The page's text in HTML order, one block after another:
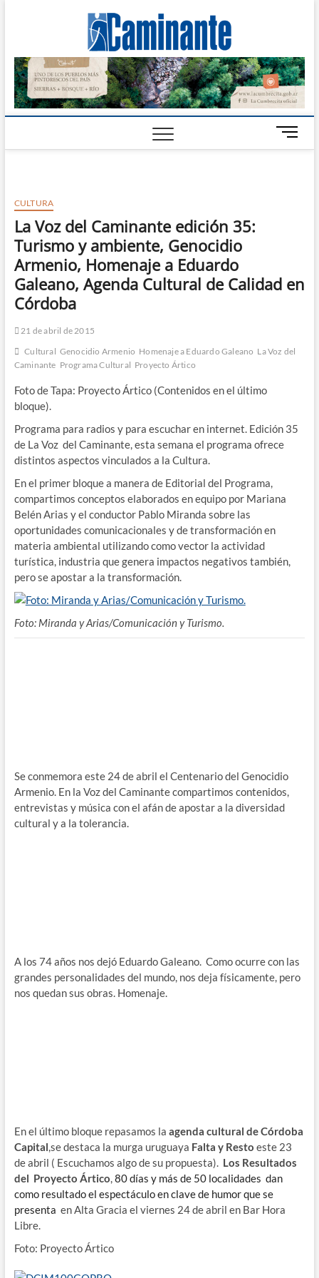
Digital
CALAMUCHITA
B
o
ú
CULTURA
La Voz del Caminante edición 35:
Turismo y ambiente, Genocidio
Armenio, Homenaje a Eduardo
Galeano, Agenda Cultural de Calidad en
Córdoba
21 de abril de 2015
Cultural Genocidio Armenio Homenaje a Eduardo Galeano La Voz del
Caminante Programa Cultural Proyecto Ártico
Foto de Tapa: Proyecto Ártico (Contenidos en el último
bloque).
Programa para radios y para escuchar en internet. Edición 35
de La Voz del Caminante, esta semana el programa ofrece
distintos aspectos vinculados a la Cultura.
En el primer bloque a manera de Editorial del Programa,
compartimos conceptos elaborados en equipo por Mariana
Belén Arias y el conductor Pablo Miranda sobre las
oportunidades comunicacionales y de transformación en
materia ambiental utilizando como vector la actividad
turística, industria que genera impactos negativos también,
pero se apostar a la transformación.
Foto: Miranda y Arias/Comunicación y Turismo.
Se conmemora este 24 de abril el Centenario del Genocidio
Armenio. En la Voz del Caminante compartimos contenidos,
entrevistas y música con el afán de apostar a la diversidad
cultural y a la tolerancia.
A los 74 años nos dejó Eduardo Galeano. Como ocurre con las
grandes personalidades del mundo, nos deja físicamente, pero
nos quedan sus obras. Homenaje.
En el último bloque repasamos la agenda cultural de Córdoba
Capital,se destaca la murga uruguaya Falta y Resto este 23
de abril ( Escuchamos algo de su propuesta). Los Resultados
del Proyecto Ártico,80 días y más de 50 localidades dan
como resultado el espectáculo en clave de humor que se
presenta en Alta Gracia el viernes 24 de abril en Bar Hora
Libre.
Foto: Proyecto Ártico